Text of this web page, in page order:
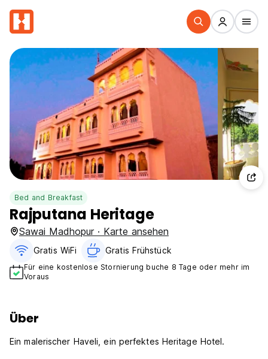
Bed and Breakfast
Rajputana Heritage
Sawai Madhopur · Karte ansehen
Gratis WiFi Gratis Frühstück
Für eine kostenlose Stornierung buche 8 Tage oder mehr im
Voraus
Über
Ein malerischer Haveli, ein perfektes Heritage Hotel.